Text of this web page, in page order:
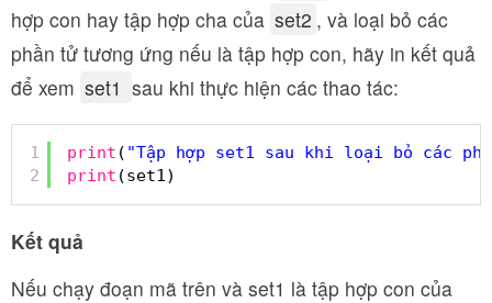
hợp con hay tập hợp cha của set2 , và loại bỏ các
phần tử tương ứng nếu là tập hợp con, hãy in kết quả
để xem set1 sau khi thực hiện các thao tác:
1
2
print ( "Tập hợp set1 sau khi loại bỏ các
print (set1)
Kết quả
Nếu chạy đoạn mã trên và set1 là tập hợp con của